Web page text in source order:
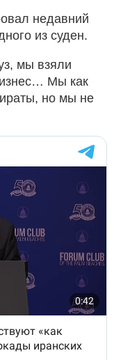
недавний
из суден.
мы взяли
Мы как
но мы не